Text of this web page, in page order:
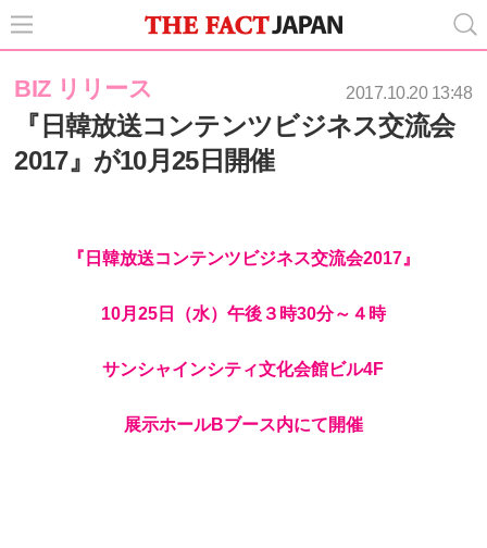
BIZ リリース 2017.10.20 13:48
『日韓放送コンテンツビジネス交流会
2017』が10月25日開催
『日韓放送コンテンツビジネス交流会2017』
10月25日（水）午後３時30分～４時
サンシャインシティ文化会館ビル4F
展示ホールBブース内にて開催